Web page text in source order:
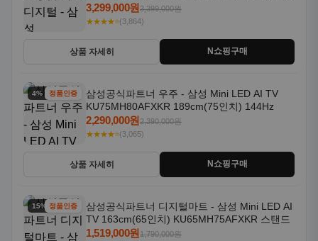
18kg 26년형 일체형 1등급
3,299,000원3,399,000원
★★★★⭐(3,864)
상품 자세히 N쇼핑구매
4% 할인정품인증
삼성공식파트너 우주 - 삼성 Mini LED AI TV
KU75MH80AFXKR 189cm(75인치) 144Hz
2,290,000원2,390,000원
★★★★⭐(3,065)
상품 자세히 N쇼핑구매
15% 할인정품인증
삼성공식파트너 디지털마트 - 삼성 Mini LED AI
TV 163cm(65인치) KU65MH75AFXKR 스탠드
1,519,000원1,790,000원